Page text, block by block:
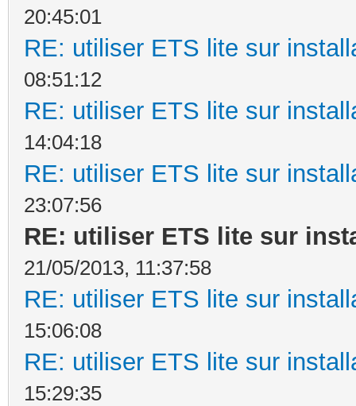
20:45:01
RE: utiliser ETS lite sur
08:51:12
RE: utiliser ETS lite sur
14:04:18
RE: utiliser ETS lite sur
23:07:56
RE: utiliser ETS lite sur
21/05/2013, 11:37:58
RE: utiliser ETS lite sur
15:06:08
RE: utiliser ETS lite sur
15:29:35